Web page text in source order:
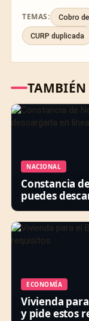
TEMAS: Cobro
CURP duplicada
TAMBIÉN
NACIONAL
Constancia
puedes
ECONOMÍA
Vivienda
y pide estos